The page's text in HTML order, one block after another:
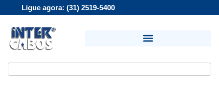
Ligue agora: (31) 2519-5400